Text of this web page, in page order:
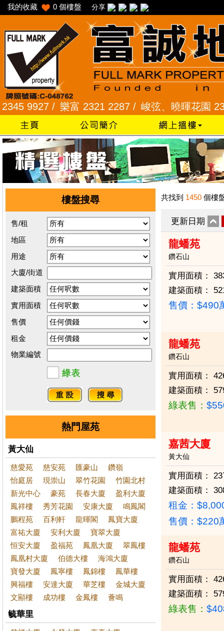
我的收藏 0 個樓盤 分享
9927 /樂富 2321 2287 /峻弦、曉暉花園 2345
樓盤搜尋
售/租
地區
用途
大廈/街道
建築面積
實用面積
售價
租金
物業編號
熱門屋苑
黃大仙
慈愛苑 慈安苑 匯豪山
鑽嶺
怡庭居
現崇山 翠竹花園
竹園北村
新光中心
豪苑 長春大廈
盈利大廈
鳳祥樓
秀芳花園 安康大廈
鳴鳳閣
鵬程苑
百利軒 龍暉閣
鳳寶大廈
富祐大廈
安利大廈
寶翠大廈
恒安大廈
盈福苑 鳳凰大廈
翠鳳樓
鳳凰村大廈
伯德大樓
海鴻大廈
寶發大廈
鳳寧樓 鳳錦樓
鳳華樓
興福樓
安達大廈 華芝樓
金城大廈
文顯樓
成功樓 金鳳樓 薈鳴
毓華里
共找到 1450 個樓
更新日期
龍蟠苑
鑽石山
實用面積：
建築面積：
售價： $490
龍蟠苑
鑽石山
實用面積：
建築面積：
綠表售：
嘉茜大廈
黃大仙
實用面積：
建築面積：
租金：
售價： $220
龍蟠苑
鑽石山
實用面積：
建築面積：
綠表售：